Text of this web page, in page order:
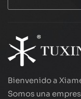
Bienvenido a
Somos una